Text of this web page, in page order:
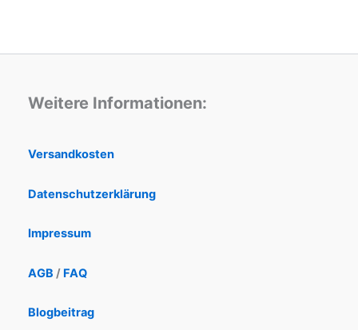
Weitere Informationen:
Versandkosten
Datenschutzerklärung
Impressum
AGB / FAQ
Blogbeitrag